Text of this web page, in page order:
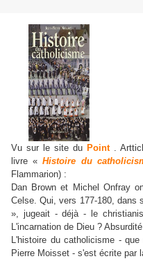
Vu sur le site du Point.
livre«Histoire du
Flammarion) :
Dan Brown et Michel Onfray
Celse. Qui, vers 177-180, dans
», jugeait - déjà - le
L'incarnation de Dieu ?
L'histoire du catholicisme -
Pierre Moisset - s'est écrite par